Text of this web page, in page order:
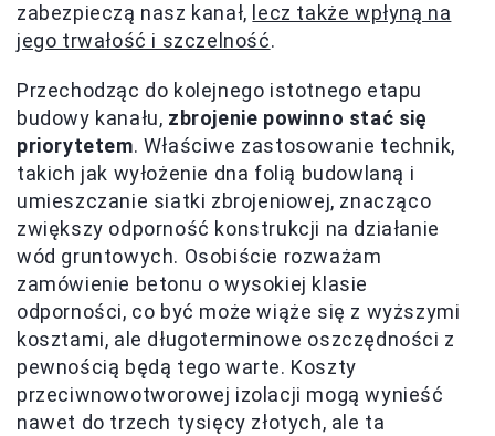
zabezpieczą nasz kanał, lecz także wpłyną na
jego trwałość i szczelność.
Przechodząc do kolejnego istotnego etapu
budowy kanału, zbrojenie powinno stać się
priorytetem. Właściwe zastosowanie technik,
takich jak wyłożenie dna folią budowlaną i
umieszczanie siatki zbrojeniowej, znacząco
zwiększy odporność konstrukcji na działanie
wód gruntowych. Osobiście rozważam
zamówienie betonu o wysokiej klasie
odporności, co być może wiąże się z wyższymi
kosztami, ale długoterminowe oszczędności z
pewnością będą tego warte. Koszty
przeciwnowotworowej izolacji mogą wynieść
nawet do trzech tysięcy złotych, ale ta